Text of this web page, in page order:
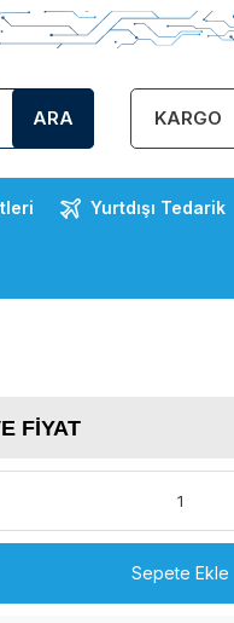
ARA KARGO
Yurtdışı Tedarik
FIYAT
Sepete Ekle